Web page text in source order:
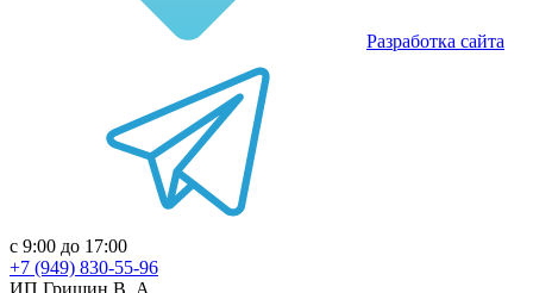
Разработка сайта
с 9:00 до 17:00
+7 (949) 830-55-96
ИП Гришин В. А.